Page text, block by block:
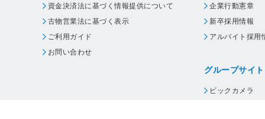
資金決済法に基づく情報提供について
古物営業法に基づく表示
ご利用ガイド
お問い合わせ
企業行動憲章
新卒採用情報
アルバイト採用
グループサイト
ビックカメラ